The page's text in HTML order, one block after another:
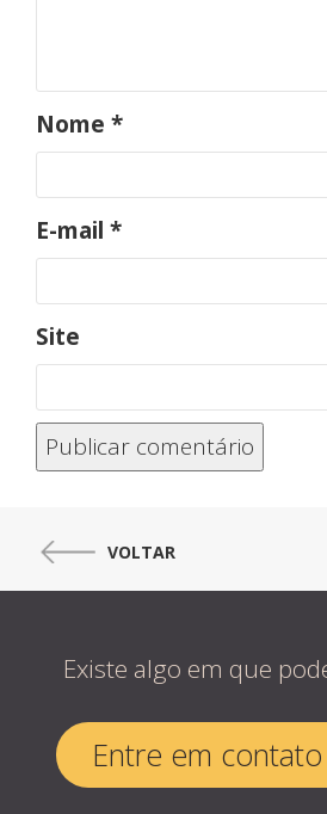
Nome *
E-mail *
Site
VOLTAR
Existe algo em que
Entre em